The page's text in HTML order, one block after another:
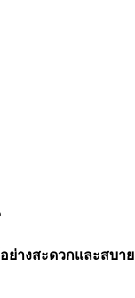
ย่างสะดวกและสบาย